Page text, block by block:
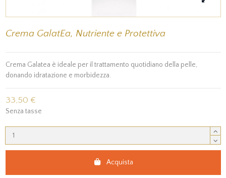
Crema GalatEa, Nutriente e Protettiva
Crema Galatea è ideale per il trattamento quotidiano della pelle,
donando idratazione e morbidezza.
33,50 €
Senza tasse
Acquista